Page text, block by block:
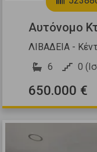
Αυτόνομο
ΛΙΒΑΔΕΙΑ -
6
0
650.000 €